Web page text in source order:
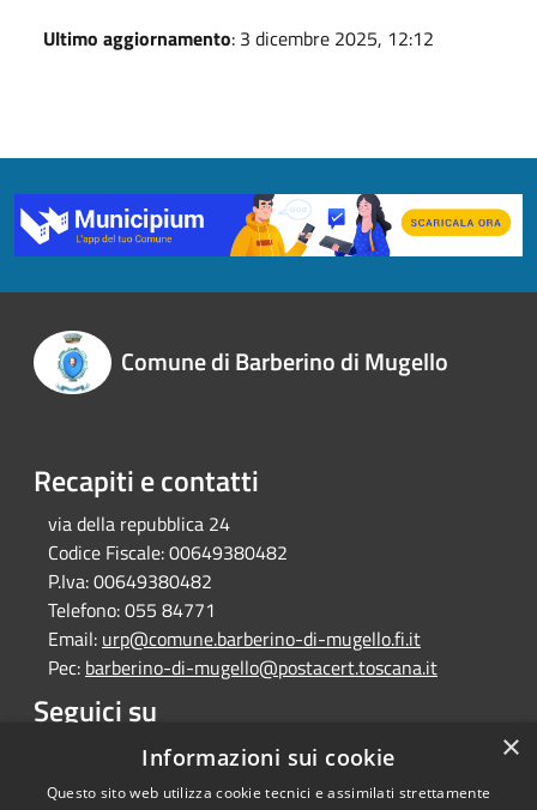
Ultimo aggiornamento: 3 dicembre 2025, 12:12
Comune di Barberino di Mugello
Recapiti e contatti
via della repubblica 24
Codice Fiscale:00649380482
P.Iva:00649380482
Telefono:055 84771
Email: urp@comune.barberino-di-mugello.fi.it
Pec: barberino-di-mugello@postacert.toscana.it
Seguici su
FacebookInstagramWhatsapp ×
Informazioni sui cookie
Questo sito web utilizza cookie tecnici e assimilati strettamente